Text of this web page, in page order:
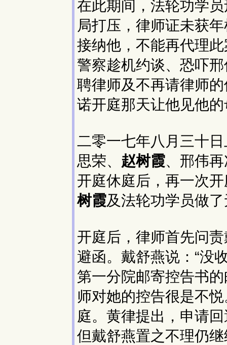
在此期间，法轮功学
局打压，律师证未获
接纳他，不能再代理
警察趁机约谈、恐吓
聘律师及不再请律师
诺开庭那天让他见他
二零一七年八月三十
思荣、 赵树霞、邢伟
开庭休庭后，再一次
树霞及法轮功学员做
开庭后，律师首先问
避函。戴舒燕说：“没
第一分院邮寄控告书
师对她的控告很是不
庭。黄律提出，申请
但戴舒燕置之不理仍